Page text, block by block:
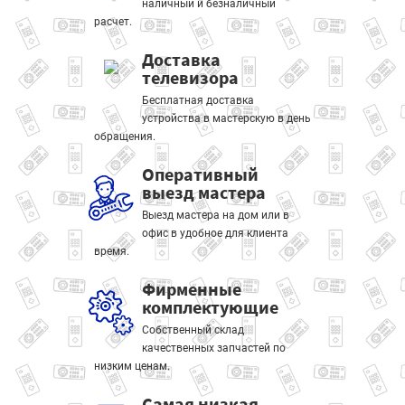
наличный и безналичный
расчет.
Доставка
телевизора
Бесплатная доставка
устройства в мастерскую в день
обращения.
Оперативный
выезд мастера
Выезд мастера на дом или в
офис в удобное для клиента
время.
Фирменные
комплектующие
Собственный склад
качественных запчастей по
низким ценам.